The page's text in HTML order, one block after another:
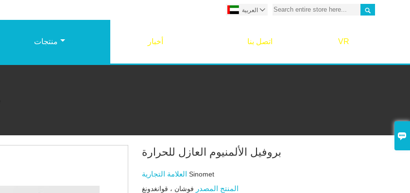

 العربية 
منتجات أخبار اتصل بنا VR
بروفيل الألمنيوم العازل للحرارة
العلامة التجاريةSinomet
المنتج المصدر فوشان ، قوانغدونغ